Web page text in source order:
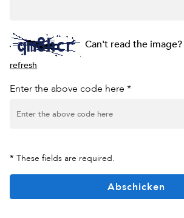
Can't read the image?
refresh
Enter the above code here *
* These fields are required.
Abschicken